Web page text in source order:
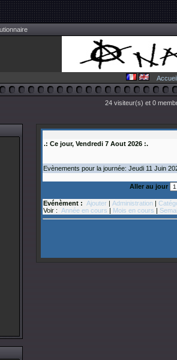
Accueil
24 visiteur(s) et 0
.: Ce jour, Vendredi 7 Aout 2026 :.
Evènements pour la journée: Jeudi 11 Juin
Aller au jour
Evénèment : Ajouter | Administration |
Voir : Année en cours | Mois en cours |